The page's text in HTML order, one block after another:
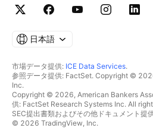
日本語
市場データ提供: ICE Data Services.
参照データ提供: FactSet. Copyright ©
Inc.
Copyright © 2026, American Bankers
供: FactSet Research Systems Inc. All
SEC提出書類およびその他ドキュメント提
© 2026 TradingView, Inc.